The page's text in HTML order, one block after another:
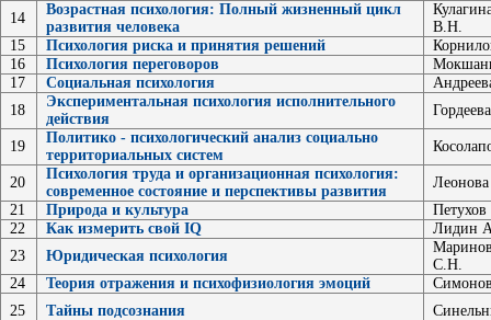
14
Возрастная психология: Полный жизненный цикл
развития человека
В.Н.
15
Психология риска и принятия решений
16
Психология переговоров
17
Социальная психология
18
Экспериментальная психология исполнительного
действия
19
Политико - психологический анализ социально
территориальных систем
20
Психология труда и организационная психология:
современное состояние и перспективы развития
21
Природа и культура
22
Как измерить свой IQ
Лидин
23
Юридическая психология
С.Н.
24
Теория отражения и психофизиология эмоций
25
Тайны подсознания